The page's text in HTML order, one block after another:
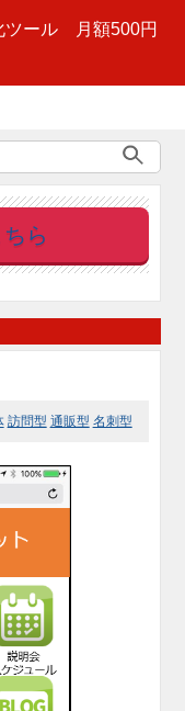
ツール 月額500円
ら
訪問型 通販型 名刺型